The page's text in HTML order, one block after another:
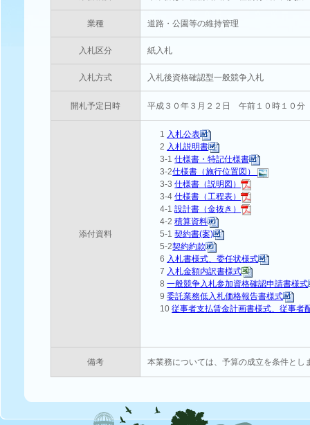
業種 道路・公園等の維持管理
入札区分 紙入札
入札方式 入札後資格確認型一般競争入札
開札予定日時 平成３０年３月２２日 午前１０時１０分
添付資料
1 入札公表
2 入札説明書
3-1仕様書・特記仕様書
3-2仕様書（施行位置図）
3-3仕様書（説明図）
3-4仕様書（工程表）
4-1設計書（金抜き）
4-2積算資料
5-1契約書(案)
5-2契約約款
6 入札書様式、委任状様式
7 入札金額内訳書様式
8一般競争入札参加資格確認申請書様式
9委託業務低入札価格報告書様式
10従事者支払賃金計画書様式、従事者
備考 本業務については、予算の成立を条件とし